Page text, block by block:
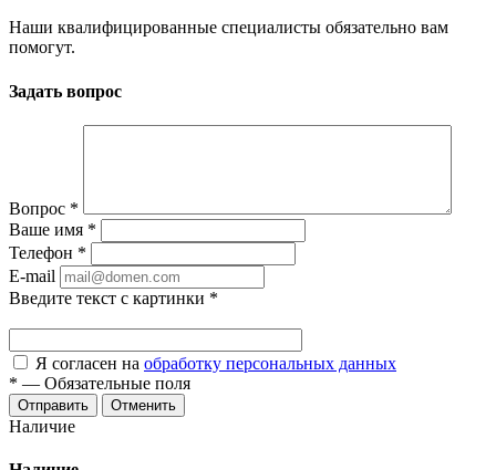
Наши квалифицированные специалисты обязательно вам
помогут.
Задать вопрос
Вопрос *
Ваше имя *
Телефон *
E-mail
Введите текст с картинки *
Я согласен на обработку персональных данных
* — Обязательные поля
Отменить
Наличие